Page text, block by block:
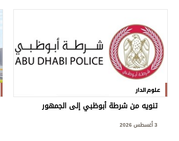
علوم الدار
تنويه من شرطة أبوظبي إلى الجمهور
3 أغسطس 2026